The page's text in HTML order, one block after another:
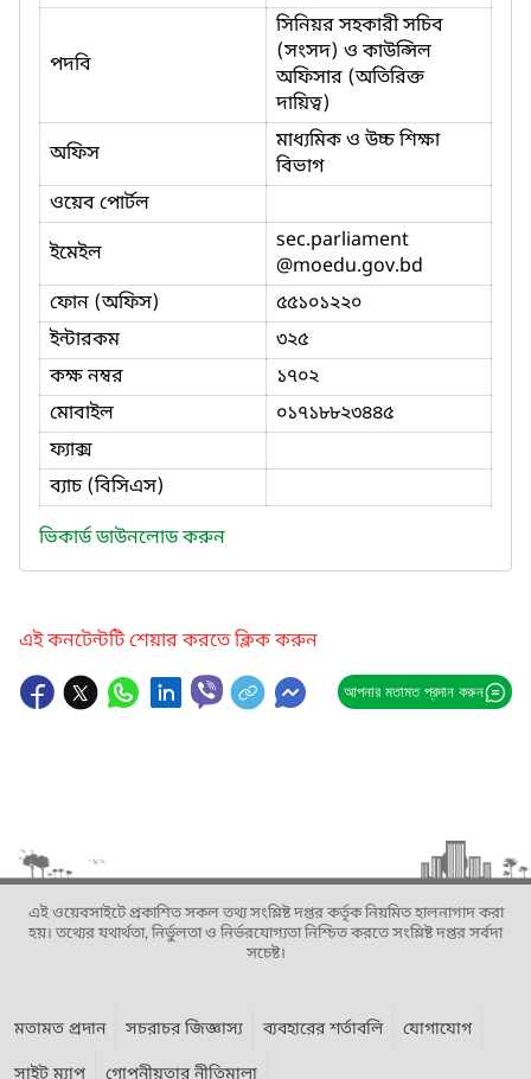
পদবি
সিনিয়র সহকারী সচিব
(সংসদ) ও কাউন্সিল
অফিসার (অতিরিক্ত
দায়িত্ব)
অফিস
মাধ্যমিক ও উচ্চ শিক্ষা
বিভাগ
ওয়েব পোর্টল
ইমেইল
sec.parliament
@moedu.gov.bd
ফোন (অফিস)
৫৫১০১২২০
ইন্টারকম
৩২৫
কক্ষ নম্বর
১৭০২
মোবাইল
০১৭১৮৮২৩৪৪৫
ফ্যাক্স
ব্যাচ (বিসিএস)
ভিকার্ড ডাউনলোড করুন
এই কনটেন্টটি শেয়ার করতে ক্লিক করুন
আপনার মতামত প্রদান করুন
এই ওয়েবসাইটে প্রকাশিত সকল তথ্য সংশ্লিষ্ট দপ্তর কর্তৃক নিয়মিত হালনাগাদ করা
হয়। তথ্যের যথার্থতা, নির্ভুলতা ও নির্ভরযোগ্যতা নিশ্চিত করতে সংশ্লিষ্ট দপ্তর সর্বদা
সচেষ্ট।
মতামত প্রদান সচরাচর জিজ্ঞাস্য ব্যবহারের শর্তাবলি
যোগাযোগ